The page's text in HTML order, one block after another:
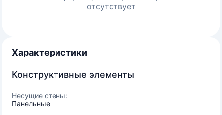
отсутствует
Характеристики
Конструктивные элементы
Несущие стены:
Панельные